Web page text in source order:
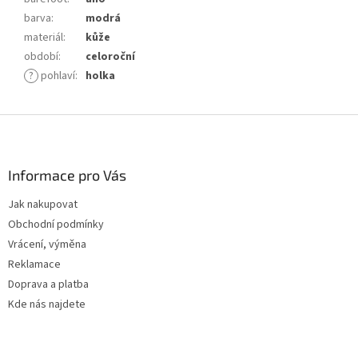
barva:
modrá
materiál:
kůže
období:
celoroční
? pohlaví: holka
Informace pro Vás
Jak nakupovat
Obchodní podmínky
Vrácení, výměna
Reklamace
Doprava a platba
Kde nás najdete